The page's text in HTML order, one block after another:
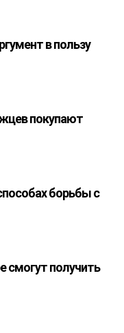
в пользу
покупают
борьбы с
смогут получить